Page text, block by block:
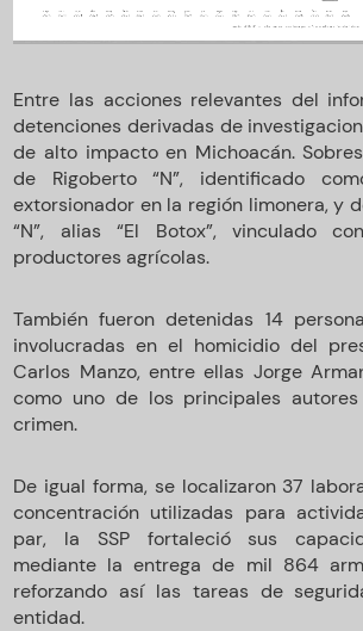
Entre las acciones relevantes del
detenciones derivadas de
de alto impacto en Michoacán.
de Rigoberto “N”, identificado
extorsionador en la región limonera, y
“N”, alias “El Botox”, vinculado
productores agrícolas.
También fueron detenidas 14
involucradas en el homicidio del
Carlos Manzo, entre ellas Jorge
como uno de los principales
crimen.
De igual forma, se localizaron 37
concentración utilizadas para
par, la SSP fortaleció sus
mediante la entrega de mil 864
reforzando así las tareas de
entidad.